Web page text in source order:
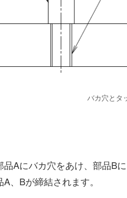
バカ穴とタ
Aにバカ穴をあけ、部品B
、Bが締結されます。